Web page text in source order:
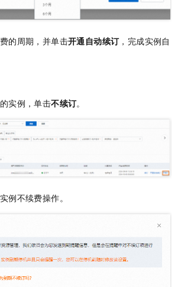
的周期，并单击开通自动续订，完成实例自
实例，单击不续订。
例不续费操作。